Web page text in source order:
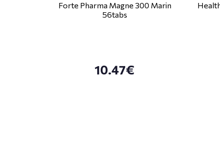
Forte Pharma Magne 300 Marin
56tabs
10.47€